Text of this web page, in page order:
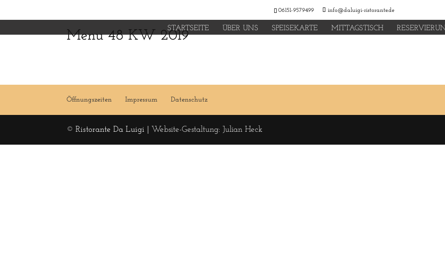
06151-9579499 info@daluigi-ristorante.de
STARTSEITE ÜBER UNS SPEISEKARTE MITTAGSTISCH
Menu 48 KW 2019
Öffnungszeiten Impressum Datenschutz
© Ristorante Da Luigi | Website-Gestaltung: Julian Heck